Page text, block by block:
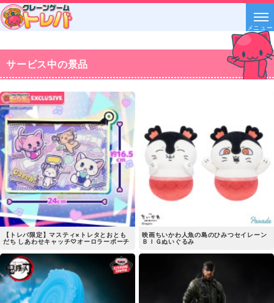
メニュー
サービス中の景品
【トレバ限定】マスティ×トレタとおとも
だち しあわせキャッチ♡オーロラーポーチ
映画ちいかわ人魚の島のひみつセイレーン
ＢＩＧぬいぐるみ